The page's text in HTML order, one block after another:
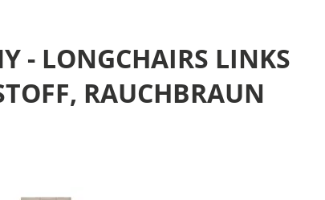
- LONGCHAIRS LINKS
RAUCHBRAUN